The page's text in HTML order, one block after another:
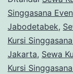
Singgasana
Jabodetabek,
Kursi
Jakarta, Sewa
Kursi